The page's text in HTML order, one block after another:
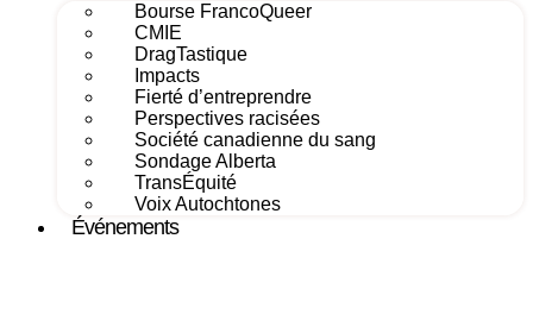
Bourse FrancoQueer
CMIE
DragTastique
Impacts
Fierté d’entreprendre
Perspectives racisées
Société canadienne du sang
Sondage Alberta
TransÉquité
Voix Autochtones
Événements